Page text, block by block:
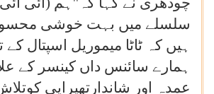
سلسلے میں بہت خوشی
ہیں کہ ٹاٹا میموریل اسپتال
ہمارے سائنس داں کینسر کے
عمدہ اور شاندارتھیراپی